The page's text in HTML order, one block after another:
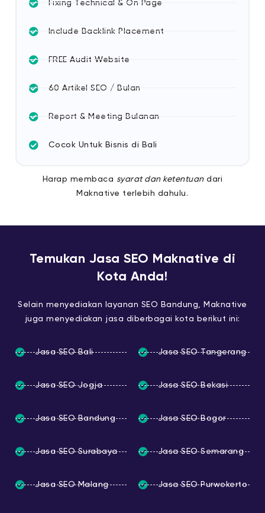
Fixing Technical & On Page
Include Backlink Placement
FREE Audit Website
60 Artikel SEO / Bulan
Report & Meeting Bulanan
Cocok Untuk Bisnis di Bali
Harap membaca syarat dan ketentuandari
Maknative terlebih dahulu.
Temukan Jasa SEO Maknative di
Kota Anda!
Selain menyediakan layanan SEO Bandung, Maknative
juga menyediakan jasa diberbagai kota berikut ini:
Jasa SEO Bali
Jasa SEO Jogja
Jasa SEO Bandung
Jasa SEO Surabaya
Jasa SEO Malang
Jasa SEO Tangerang
Jasa SEO Bekasi
Jasa SEO Bogor
Jasa SEO Semarang
Jasa SEO Purwokerto